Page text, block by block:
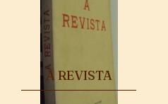
A REVISTA